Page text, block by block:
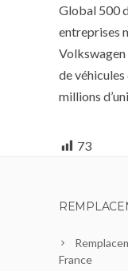
Global 500
entreprises
de
millions
73
France